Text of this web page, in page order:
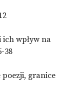
wpływ na
38
poezji, granice